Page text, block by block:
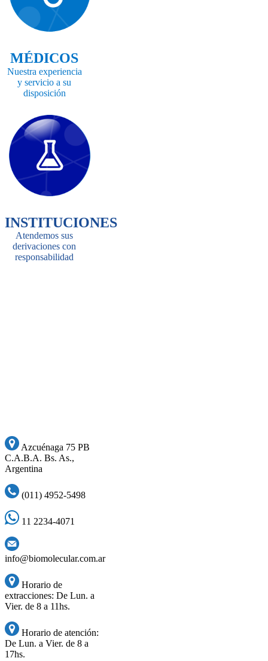
MÉDICOS
Nuestra experiencia
y servicio a su
disposición
INSTITUCIONES
Atendemos sus
derivaciones con
responsabilidad
Azcuénaga 75 PB
C.A.B.A. Bs. As.,
Argentina
(011) 4952-5498
11 2234-4071
info@biomolecular.com.ar
Horario de
extracciones: De Lun. a
Vier. de 8 a 11hs.
Horario de atención:
De Lun. a Vier. de 8 a
17hs.